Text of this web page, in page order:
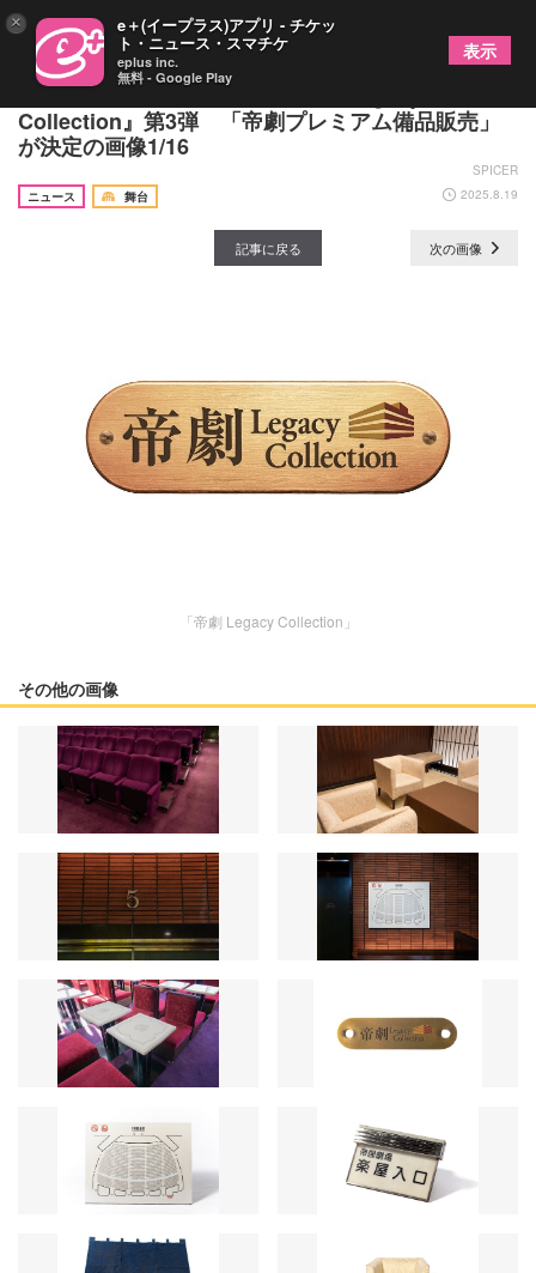
帝国劇場クロージング企画『帝劇 Legacy
Collection』第3弾 「帝劇プレミアム備品販売」
が決定の画像1/16
SPICER
ニュース
舞台 2025.8.19
記事に戻る 次の画像
「帝劇 Legacy Collection」
その他の画像
× e＋(イープラス)アプリ - チケッ
ト・ニュース・スマチケ
eplus inc.
無料 - Google Play
表示